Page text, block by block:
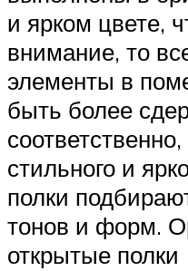
и ярком цвете,
внимание, то
элементы в
быть более
стильного и
полки
тонов и форм.
открытые полки